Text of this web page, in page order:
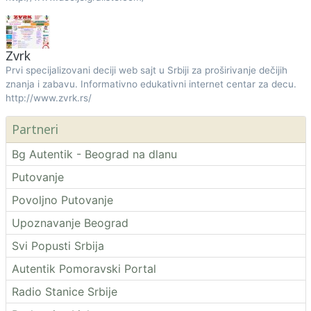
Zvrk
Prvi specijalizovani deciji web sajt u Srbiji za proširivanje dečijih
znanja i zabavu. Informativno edukativni internet centar za decu.
http://www.zvrk.rs/
Partneri
Bg Autentik - Beograd na dlanu
Putovanje
Povoljno Putovanje
Upoznavanje Beograd
Svi Popusti Srbija
Autentik Pomoravski Portal
Radio Stanice Srbije